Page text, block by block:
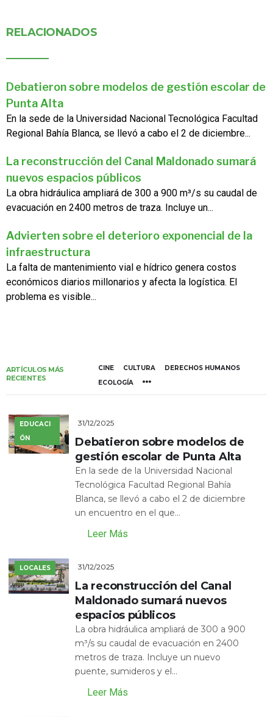
RELACIONADOS
Debatieron sobre modelos de gestión escolar de
Punta Alta
En la sede de la Universidad Nacional Tecnológica Facultad
Regional Bahía Blanca, se llevó a cabo el 2 de diciembre...
La reconstrucción del Canal Maldonado sumará
nuevos espacios públicos
La obra hidráulica ampliará de 300 a 900 m³/s su caudal de
evacuación en 2400 metros de traza. Incluye un...
Advierten sobre el deterioro exponencial de la
infraestructura
La falta de mantenimiento vial e hídrico genera costos
económicos diarios millonarios y afecta la logística. El
problema es visible...
ARTÍCULOS MÁS
RECIENTES
CINE CULTURA
DERECHOS HUMANOS
ECOLOGÍA
EDUCACI
ÓN
31/12/2025
Debatieron sobre modelos de
gestión escolar de Punta Alta
En la sede de la Universidad Nacional
Tecnológica Facultad Regional Bahía
Blanca, se llevó a cabo el 2 de diciembre
un encuentro en el que...
Leer Más
LOCALES 31/12/2025
La reconstrucción del Canal
Maldonado sumará nuevos
espacios públicos
La obra hidráulica ampliará de 300 a 900
m³/s su caudal de evacuación en 2400
metros de traza. Incluye un nuevo
puente, sumideros y el...
Leer Más